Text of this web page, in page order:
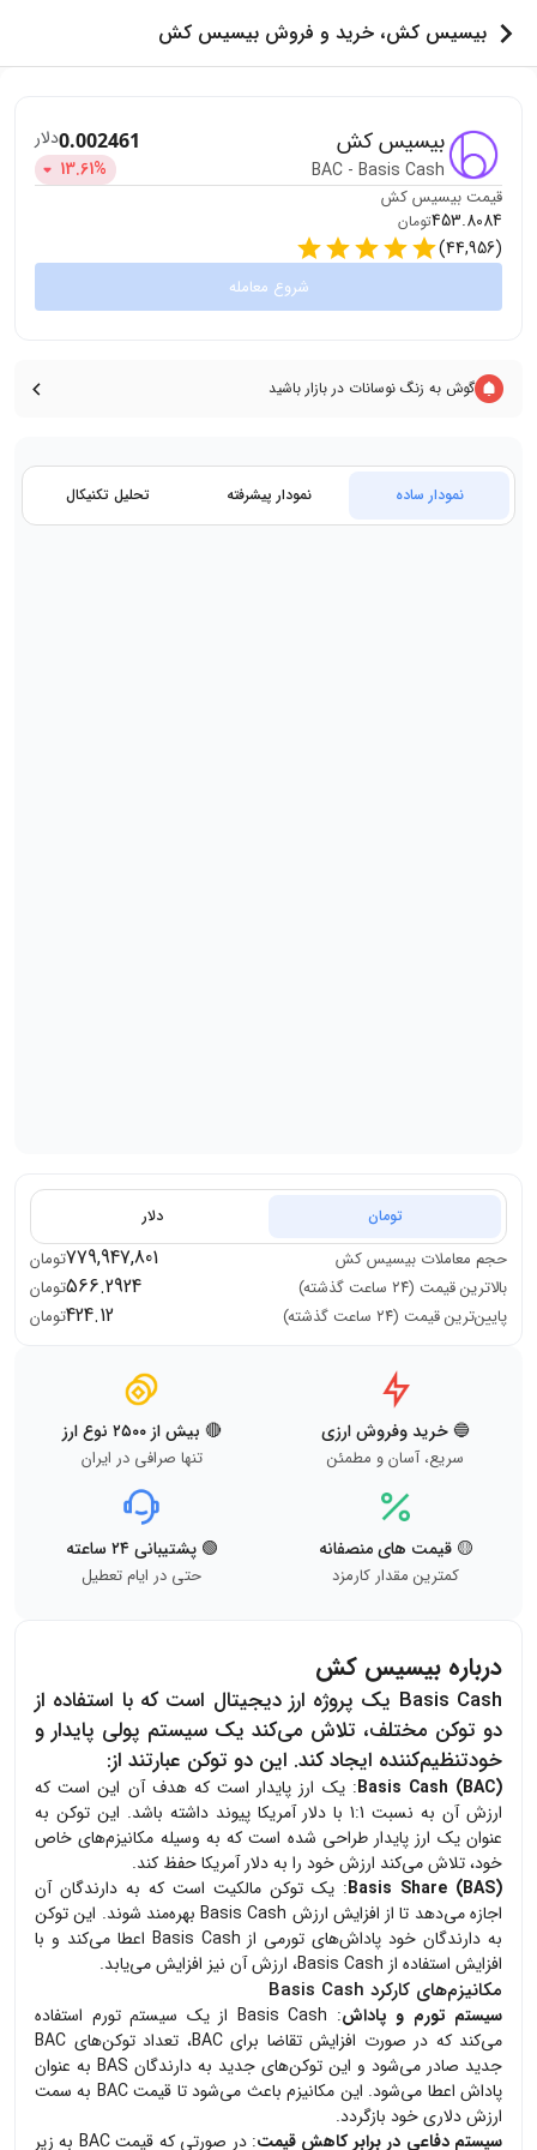
بیسیس کش، خرید و فروش بیسیس کش
بیسیس کش
BAC - Basis Cash
0.002461دلار
13.61%
قیمت بیسیس کش
453.8084تومان
(
44,956
)
شروع معامله
گوش به زنگ نوسانات در بازار باشید
نمودار ساده نمودار پیشرفته تحلیل تکنیکال
تومان دلار
حجم معاملات بیسیس کش 779,947,801تومان
بالاترین قیمت (۲۴ ساعت گذشته)
566.2924تومان
پایین‌ترین قیمت (۲۴ ساعت گذشته)
424.12تومان
🔵 خرید وفروش ارزی
سریع، آسان و مطمئن
🔴 بیش از ۲۵۰۰ نوع ارز
تنها صرافی در ایران
🟡 قیمت های منصفانه
کمترین مقدار کارمزد
🟢 پشتیبانی ۲۴ ساعته
حتی در ایام تعطیل
درباره بیسیس کش
Basis Cash یک پروژه ارز دیجیتال است که با استفاده از
دو توکن مختلف، تلاش می‌کند یک سیستم پولی پایدار و
خودتنظیم‌کننده ایجاد کند. این دو توکن عبارتند از:
Basis Cash (BAC): یک ارز پایدار است که هدف آن این است که
ارزش آن به نسبت 1:1 با دلار آمریکا پیوند داشته باشد. این توکن به
عنوان یک ارز پایدار طراحی شده است که به وسیله مکانیزم‌های خاص
خود، تلاش می‌کند ارزش خود را به دلار آمریکا حفظ کند.
Basis Share (BAS): یک توکن مالکیت است که به دارندگان آن
اجازه می‌دهد تا از افزایش ارزش Basis Cash بهره‌مند شوند. این توکن
به دارندگان خود پاداش‌های تورمی از Basis Cash اعطا می‌کند و با
افزایش استفاده از Basis Cash، ارزش آن نیز افزایش می‌یابد.
مکانیزم‌های کارکرد Basis Cash
سیستم تورم و پاداش
: Basis Cash از یک سیستم تورم استفاده
می‌کند که در صورت افزایش تقاضا برای BAC، تعداد توکن‌های BAC
جدید صادر می‌شود و این توکن‌های جدید به دارندگان BAS به عنوان
پاداش اعطا می‌شود. این مکانیزم باعث می‌شود تا قیمت BAC به سمت
ارزش دلاری خود بازگردد.
سیستم دفاعی در برابر کاهش قیمت
: در صورتی که قیمت BAC به زیر